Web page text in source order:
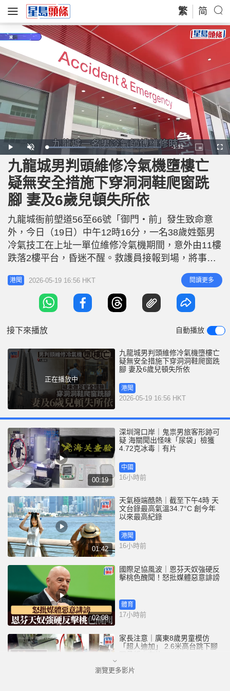
繁 简
P
l
a
y
U
n
m
u
t
L
o
a
d
e
d
:
3
4
.
5
6
R
e
m
n
n
-1:32
P
i
c
u
r
e
-
i
c
t
r
e
F
u
九龍城男判頭維修冷氣機墮樓亡
疑無安全措施下穿洞洞鞋爬窗跣
腳 妻及6歲兒頓失所依
九龍城衙前塱道56至66號「御門‧前」發生致命意
外，今日（19日）中午12時16分，一名38歲姓甄男
冷氣技工在上址一單位維修冷氣機期間，意外由11樓
跌落2樓平台，昏迷不醒。救護員接報到場，將事主
送往廣華醫院，惜終告不治，其死因有待驗屍後確
定。 現場消息稱，死者昨日（18日）到上址11樓單
位檢查外牆冷氣機槽，今日與徒弟再到現場維修，其
間死者在單位廁所爬出氣窗外企圖維修分體式冷氣，
港聞 2026-05-19 16:56 HKT 閱讀更多
接下來播放 自動播放
正在播放中
九龍城男判頭維修冷氣機墮樓亡
疑無安全措施下穿洞洞鞋爬窗跣
腳 妻及6歲兒頓失所依
港聞
2026-05-19 16:56 HKT
00:19
深圳灣口岸｜鬼祟男旅客形跡可
疑 海關聞出怪味「尿袋」檢獲
4.72克冰毒｜有片
中國
16小時前
01:42
天氣極端酷熱｜截至下午4時 天
文台錄最高氣溫34.7°C 創今年
以來最高紀錄
港聞
16小時前
02:08
國際足協風波｜恩芬天奴強硬反
擊桃色醜聞！怒批媒體惡意誹謗
體育
17小時前
家長注意｜廣東8歲男童模仿
「超人迪加」 2.6米高台跳下腳
中國
瀏覽更多影片